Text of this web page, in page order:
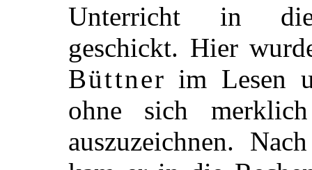
Unterricht in die
geschickt. Hier
Büttner im Lesen
ohne sich
auszuzeichnen.